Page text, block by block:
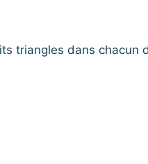
triangles dans chacun